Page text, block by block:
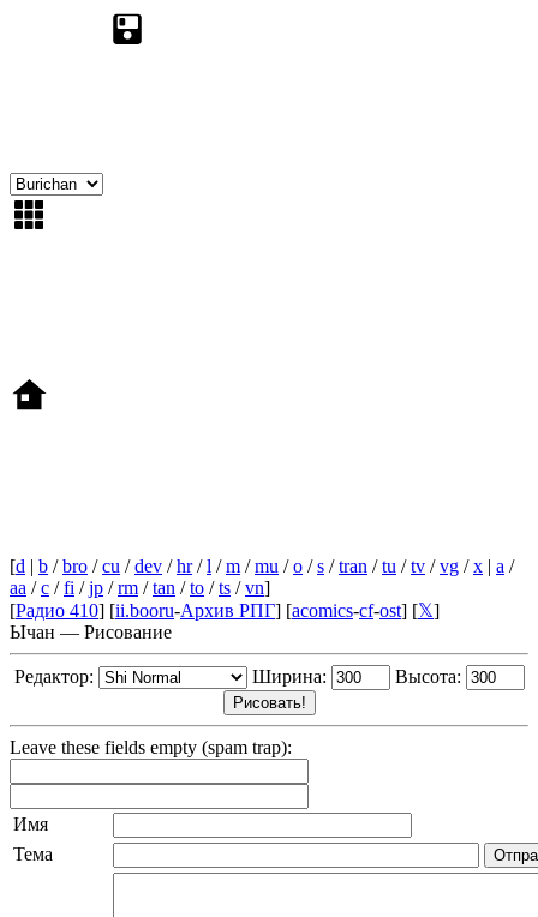
[d | b /bro /cu /dev /hr/l /m /mu /o /s /tran /tu /tv /vg /x | a /
aa /c /fi /jp /rm /tan /to /ts /vn]
[Радио 410] [ii.booru-Архив РПГ] [acomics-cf-ost] [𝕏]
Ычан — Рисование
Редактор: Ширина: Высота:
Leave these fields empty (spam trap):
Имя
Тема